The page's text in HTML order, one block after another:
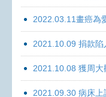
2022.03.11畫癌為
2021.10.09 捐款
2021.10.08 獲周
2021.09.30 病床